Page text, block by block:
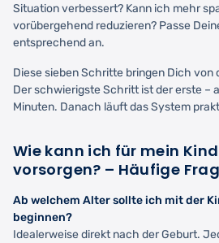
Situation verbessert? Kann ich mehr
vorübergehend reduzieren? Passe
entsprechend an.
Diese sieben Schritte bringen Dich von
Der schwierigste Schritt ist der erste –
Minuten. Danach läuft das System
Wie kann ich für mein
vorsorgen? – Häufige
Ab welchem Alter sollte ich mit der
beginnen?
Idealerweise direkt nach der Geburt.